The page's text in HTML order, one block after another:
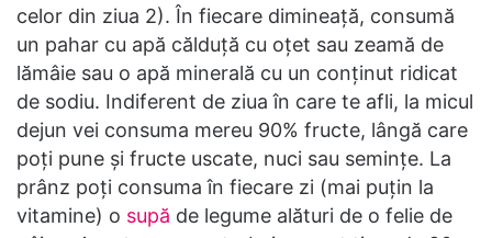
celor din ziua 2). În fiecare dimineață, consumă
un pahar cu apă călduță cu oțet sau zeamă de
lămâie sau o apă minerală cu un conținut ridicat
de sodiu. Indiferent de ziua în care te afli, la micul
dejun vei consuma mereu 90% fructe, lângă care
poți pune și fructe uscate, nuci sau semințe. La
prânz poți consuma în fiecare zi (mai puțin la
vitamine) o supă de legume alături de o felie de